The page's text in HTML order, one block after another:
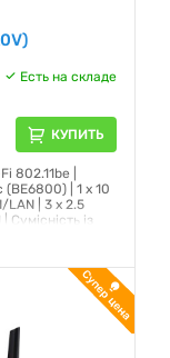
Есть на складе
КУПИТЬ
802.11be |
(BE6800) | 1 x 10
LAN | 3 x 2.5
Сумісність із